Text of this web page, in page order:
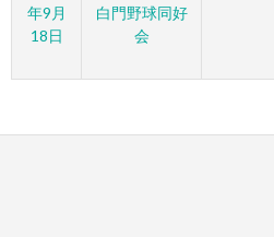
年9月
18日
白門野球同好
会